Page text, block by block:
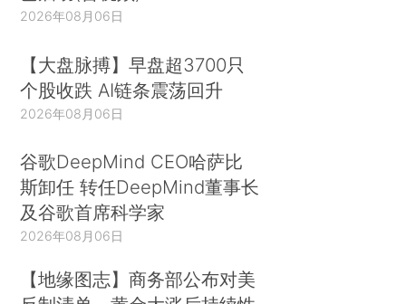
2026年08月06日
【大盘脉搏】早盘超3700只
个股收跌 AI链条震荡回升
2026年08月06日
谷歌DeepMind CEO哈萨比
斯卸任 转任DeepMind董事长
及谷歌首席科学家
2026年08月06日
【地缘图志】商务部公布对美